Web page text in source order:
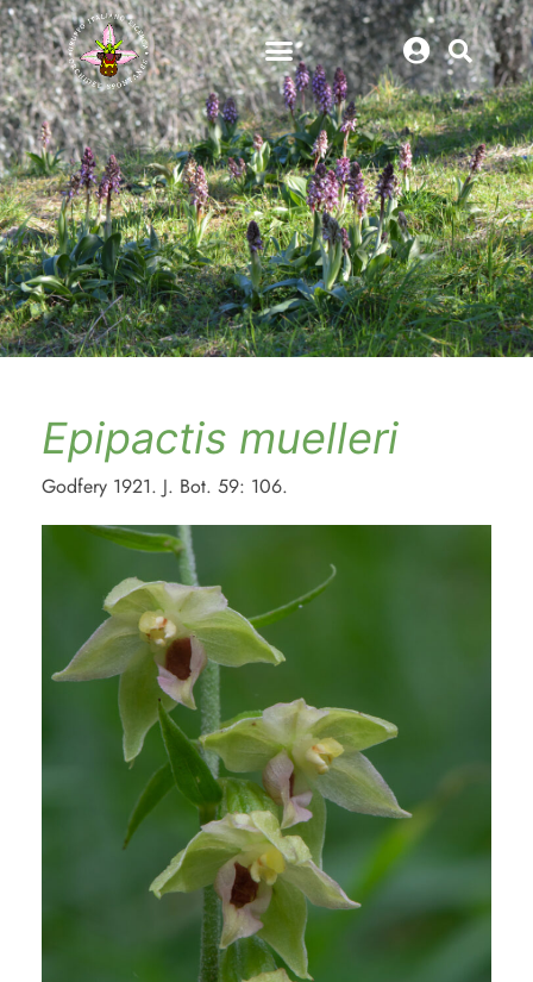
Epipactis muelleri
Godfery 1921. J. Bot. 59: 106.